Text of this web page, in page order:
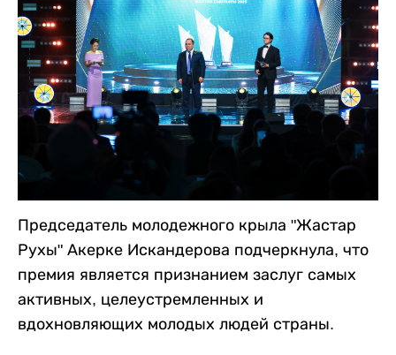
Председатель молодежного крыла "Жастар
Рухы" Акерке Искандерова подчеркнула, что
премия является признанием заслуг самых
активных, целеустремленных и
вдохновляющих молодых людей страны.